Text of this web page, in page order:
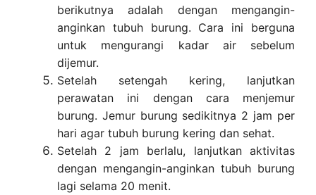
berikutnya adalah dengan mengangin-
anginkan tubuh burung. Cara ini berguna
untuk mengurangi kadar air sebelum
dijemur.
Setelah setengah kering, lanjutkan
perawatan ini dengan cara menjemur
burung. Jemur burung sedikitnya 2 jam per
hari agar tubuh burung kering dan sehat.
Setelah 2 jam berlalu, lanjutkan aktivitas
dengan mengangin-anginkan tubuh burung
lagi selama 20 menit.